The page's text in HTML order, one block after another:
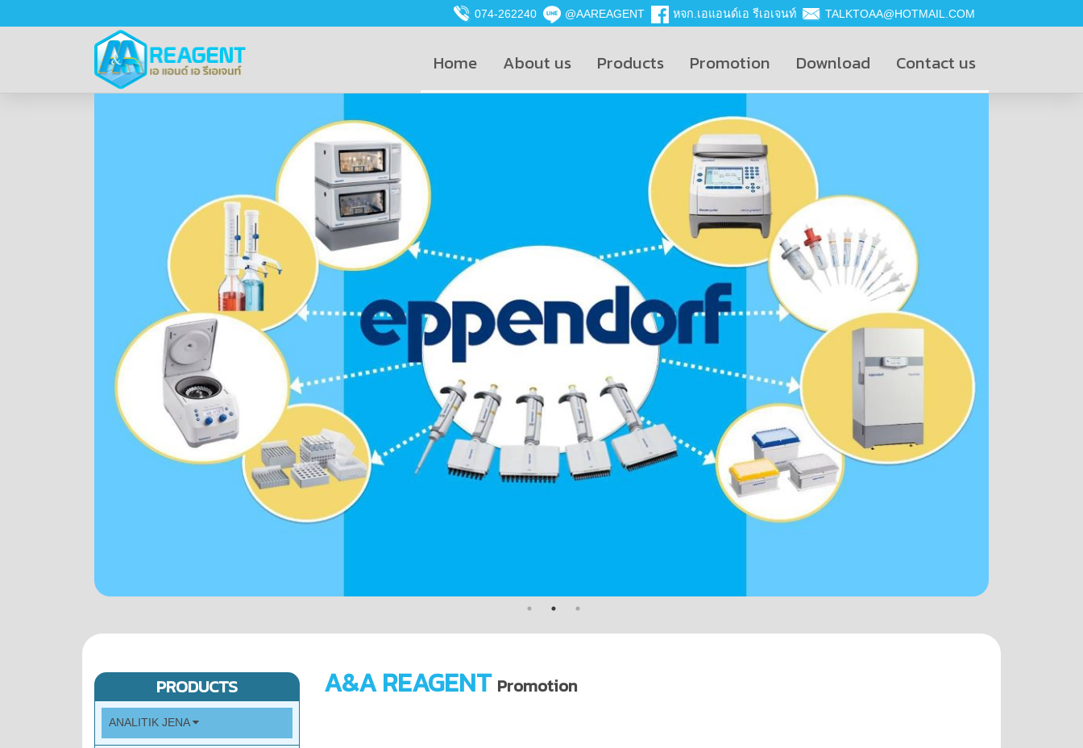
074-262240 @AAREAGENT หจก.เอแอนด์เอ รีเอเจนท์ TALKTOAA@HOTMAIL.COM
Home About us Products Promotion Download Contact us
PRODUCTS
ANALITIK JENA
A&A REAGENT Promotion